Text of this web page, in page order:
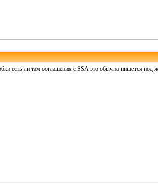
есть ли там соглашения с SSA это обычно пишется